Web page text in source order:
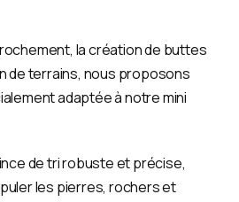
la création de buttes
de terrains, nous proposons
adaptée à notre mini
de tri robuste et précise,
les pierres, rochers et